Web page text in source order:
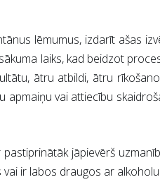
lēmumus, izdarīt ašas
laiks, kad beidzot
ātru atbildi, ātru
apmaiņu vai attiecību
jāpievērš
ir labos draugos ar alkoholu.